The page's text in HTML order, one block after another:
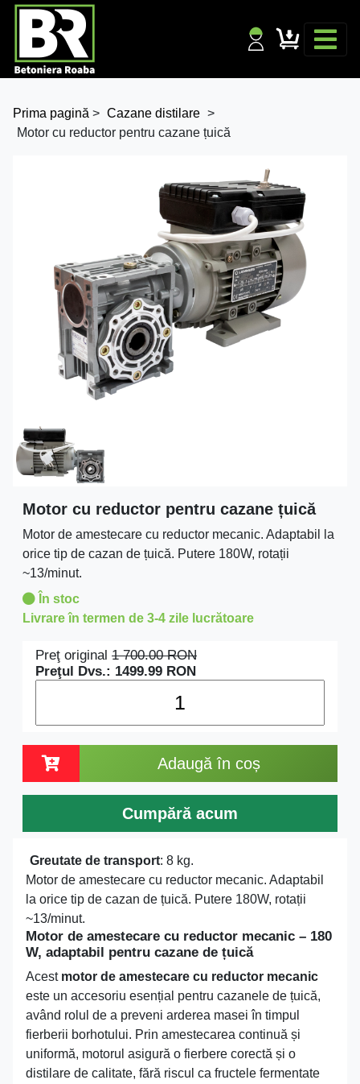
Prima pagină > Cazane distilare >
Motor cu reductor pentru cazane țuică
Motor cu reductor pentru cazane țuică
Motor de amestecare cu reductor mecanic. Adaptabil la
orice tip de cazan de țuică. Putere 180W, rotații
~13/minut.
În stoc
Livrare în termen de 3-4 zile lucrătoare
Preţ original 1 700.00RON
Preţul Dvs.: 1499.99 RON
Adaugă în coș
Cumpără acum
Greutate de transport: 8 kg.
Motor de amestecare cu reductor mecanic. Adaptabil
la orice tip de cazan de țuică. Putere 180W, rotații
~13/minut.
Motor de amestecare cu reductor mecanic – 180
W, adaptabil pentru cazane de țuică
Acest motor de amestecare cu reductor mecanic
este un accesoriu esențial pentru cazanele de țuică,
având rolul de a preveni arderea masei în timpul
fierberii borhotului. Prin amestecarea continuă și
uniformă, motorul asigură o fierbere corectă și o
distilare de calitate, fără riscul ca fructele fermentate